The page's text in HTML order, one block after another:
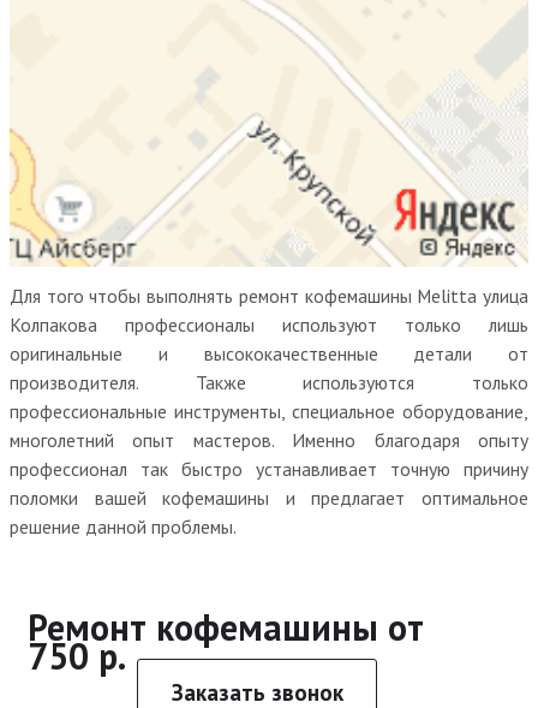
Для того чтобы выполнять ремонт кофемашины Melitta улица
Колпакова профессионалы используют только лишь
оригинальные и высококачественные детали от
производителя. Также используются только
профессиональные инструменты, специальное оборудование,
многолетний опыт мастеров. Именно благодаря опыту
профессионал так быстро устанавливает точную причину
поломки вашей кофемашины и предлагает оптимальное
решение данной проблемы.
Ремонт кофемашины от
750 р.
Заказать звонок